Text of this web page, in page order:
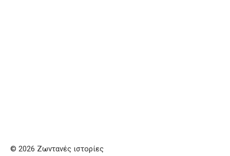
© 2026 Ζωντανές ιστορίες